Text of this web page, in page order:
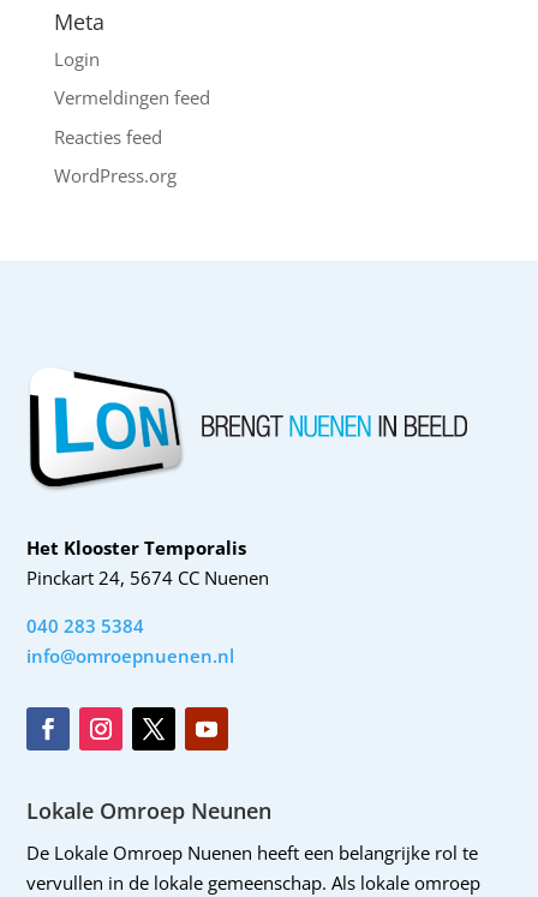
Meta
Login
Vermeldingen feed
Reacties feed
WordPress.org
Het Klooster Temporalis
Pinckart 24, 5674 CC Nuenen
040 283 5384
info@omroepnuenen.nl
Lokale Omroep Neunen
De Lokale Omroep Nuenen heeft een belangrijke rol te
vervullen in de lokale gemeenschap. Als lokale omroep